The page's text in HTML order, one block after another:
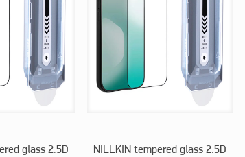
glass 2.5D
NILLKIN tempered glass 2.5D